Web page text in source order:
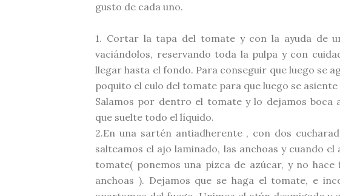
gusto de cada uno.
1. Cortar la tapa del tomate y con la ayuda de
vaciándolos, reservando toda la pulpa y con
llegar hasta el fondo. Para conseguir que luego se
poquito el culo del tomate para que luego se asiente
Salamos por dentro el tomate y lo dejamos boca
que suelte todo el líquido.
2.En una sartén antiadherente, con dos
salteamos el ajo laminado, las anchoas y cuando
tomate( ponemos una pizca de azúcar, y no hace
anchoas ). Dejamos que se haga el tomate, e